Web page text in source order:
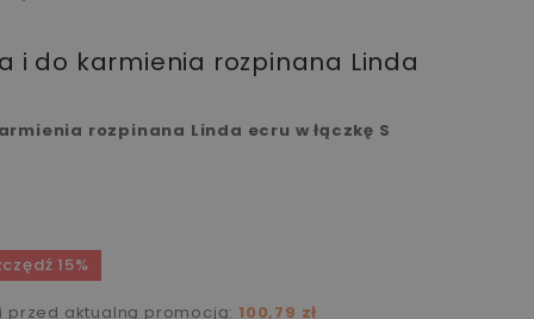
i do karmienia rozpinana Linda
rozpinana Linda ecru w łączkę S
15%
przed aktualną promocją: 100,79 zł